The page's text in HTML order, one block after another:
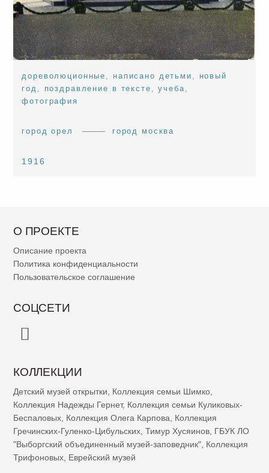
дореволюционные написано детьми
новый
год
поздравление в тексте ,учеба
фотография
город орел город москва
1916
О ПРОЕКТЕ
Описание проекта
Политика конфиденциальности
Пользовательское соглашение
СОЦСЕТИ
КОЛЛЕКЦИИ
Детский музей открытки Коллекция семьи Шимко
Коллекция Надежды Гернет, Коллекция семьи Куликовых-
Беспаловых Коллекция Олега Карпова
Коллекция
Гречинских-Гуленко-Цибульских Тимур Хусяинов ГБУК ЛО
"Выборгский объединенный музей-заповедник" Коллекция
Трифоновых Еврейский музей